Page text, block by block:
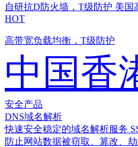
自研抗D防火墙，T级防护 美国
HOT
高带宽负载均衡，T级防护
中国香
安全产品
DNS域名解析
快速安全稳定的域名解析服务
防止网站数据被窃取、篡改、